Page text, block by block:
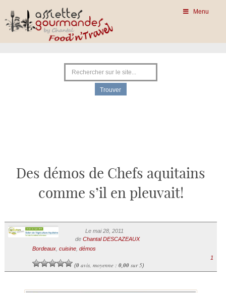
Menu
Des démos de Chefs aquitains
comme s’il en pleuvait!
Le mai 28, 2011
de Chantal DESCAZEAUX
Bordeaux, cuisine, démos
(0avis, moyenne : 0,00sur 5)
1